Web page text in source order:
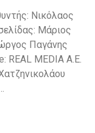
Νικόλαος
Μάριος
Παγάνης
REAL MEDIA A.E.